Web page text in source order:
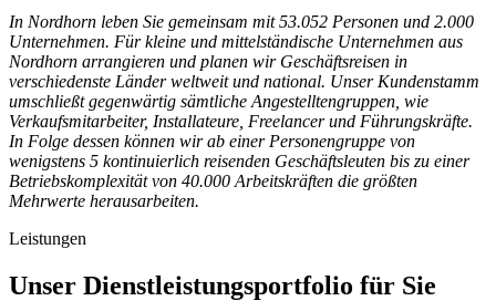
In Nordhorn leben Sie gemeinsam mit 53.052 Personen und 2.000
Unternehmen. Für kleine und mittelständische Unternehmen aus
Nordhorn arrangieren und planen wir Geschäftsreisen in
verschiedenste Länder weltweit und national. Unser Kundenstamm
umschließt gegenwärtig sämtliche Angestelltengruppen, wie
Verkaufsmitarbeiter, Installateure, Freelancer und Führungskräfte.
In Folge dessen können wir ab einer Personengruppe von
wenigstens 5 kontinuierlich reisenden Geschäftsleuten bis zu einer
Betriebskomplexität von 40.000 Arbeitskräften die größten
Mehrwerte herausarbeiten.
Leistungen
Unser Dienstleistungsportfolio für Sie